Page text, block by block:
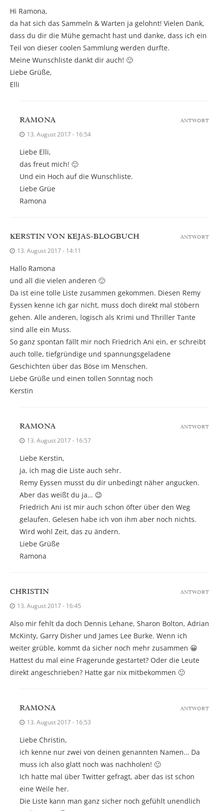
Hi Ramona,
da hat sich das Sammeln & Warten ja gelohnt! Vielen Dank,
dass du dir die Mühe gemacht hast und danke, dass ich ein
Teil von dieser coolen Sammlung werden durfte.
Meine Wunschliste dankt dir auch! 🙂
Liebe Grüße,
Elli
RAMONA
13. August 2017 - 16:54
Liebe Elli,
das freut mich! 🙂
Und ein Hoch auf die Wunschliste.
Liebe Grüe
Ramona
ANTWORT
KERSTIN VON KEJAS-BLOGBUCH
13. August 2017 - 14:11
Hallo Ramona
und all die vielen anderen 🙂
Da ist eine tolle Liste zusammen gekommen. Diesen Remy
Eyssen kenne ich gar nicht, muss doch direkt mal stöbern
gehen. Alle anderen, logisch als Krimi und Thriller Tante
sind alle ein Muss.
So ganz spontan fällt mir noch Friedrich Ani ein, er schreibt
auch tolle, tiefgründige und spannungsgeladene
Geschichten über das Böse im Menschen.
Liebe Grüße und einen tollen Sonntag noch
Kerstin
ANTWORT
RAMONA
13. August 2017 - 16:57
Liebe Kerstin,
ja, ich mag die Liste auch sehr.
Remy Eyssen musst du dir unbedingt näher angucken.
Aber das weißt du ja… 😉
Friedrich Ani ist mir auch schon öfter über den Weg
gelaufen. Gelesen habe ich von ihm aber noch nichts.
Wird wohl Zeit, das zu ändern.
Liebe Grüße
Ramona
ANTWORT
CHRISTIN
13. August 2017 - 16:45
Also mir fehlt da doch Dennis Lehane, Sharon Bolton, Adrian
McKinty, Garry Disher und James Lee Burke. Wenn ich
weiter grüble, kommt da sicher noch mehr zusammen 😀
Hattest du mal eine Fragerunde gestartet? Oder die Leute
direkt angeschrieben? Hatte gar nix mitbekommen 🙂
ANTWORT
RAMONA
13. August 2017 - 16:53
Liebe Christin,
ich kenne nur zwei von deinen genannten Namen… Da
muss ich also glatt noch was nachholen! 🙂
Ich hatte mal über Twitter gefragt, aber das ist schon
eine Weile her.
Die Liste kann man ganz sicher noch gefühlt unendlich
ANTWORT